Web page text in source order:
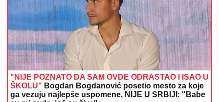
je prvi put otišla na letovanje i umalo
se rasplakala
"NI KOD DOKTORA DA ME ODVEDU!"
Marija Kulić HODA SA ŠTAPOM, otkrila
istinu o odnosu sa ĆERKAMA koje ni
da "mrdnu prstom"